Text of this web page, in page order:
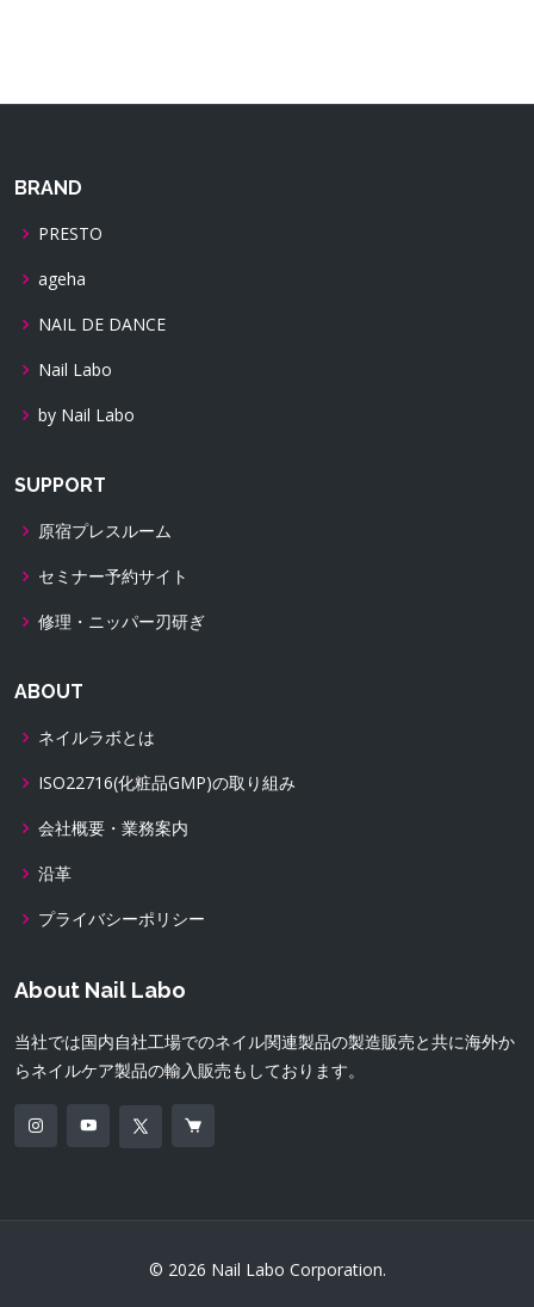
BRAND
PRESTO
ageha
NAIL DE DANCE
Nail Labo
by Nail Labo
SUPPORT
原宿プレスルーム
セミナー予約サイト
修理・ニッパー刃研ぎ
ABOUT
ネイルラボとは
ISO22716(化粧品GMP)の取り組み
会社概要・業務案内
沿革
プライバシーポリシー
About Nail Labo
当社では国内自社工場でのネイル関連製品の製造販売と共に海外か
らネイルケア製品の輸入販売もしております。
© 2026 Nail Labo Corporation.